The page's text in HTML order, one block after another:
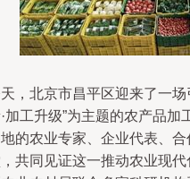
，北京市昌平区迎来了一
加工升级”为主题的农产品
的农业专家、企业代表、
共同见证这一推动农业现